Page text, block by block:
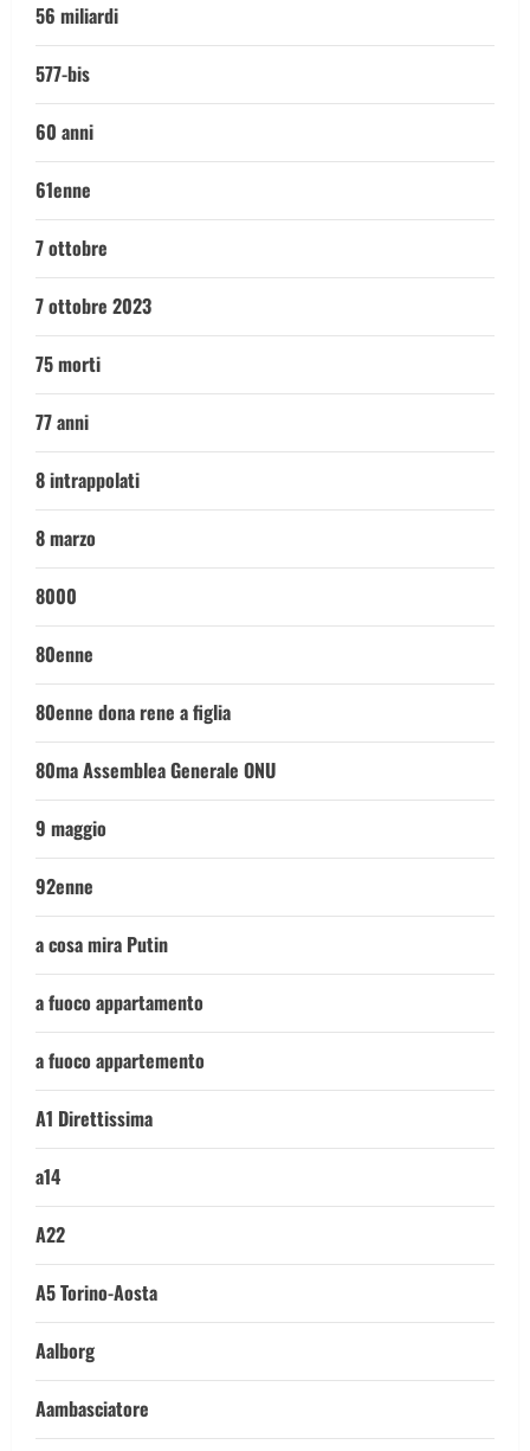
56 miliardi
577-bis
60 anni
61enne
7 ottobre
7 ottobre 2023
75 morti
77 anni
8 intrappolati
8 marzo
8000
80enne
80enne dona rene a figlia
80ma Assemblea Generale ONU
9 maggio
92enne
a cosa mira Putin
a fuoco appartamento
a fuoco appartemento
A1 Direttissima
a14
A22
A5 Torino-Aosta
Aalborg
Aambasciatore